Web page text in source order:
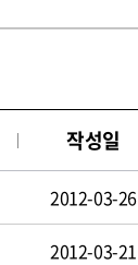
작성일
2012-03-26
2012-03-21